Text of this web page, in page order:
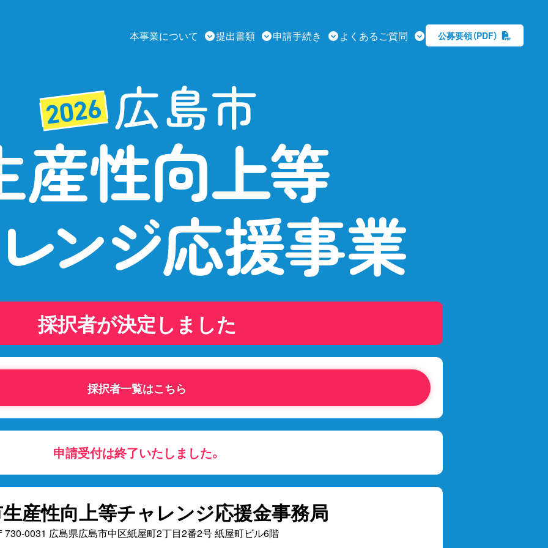
本事業について 提出書類 申請手続き よくあるご質問 公募要領（PDF）
採択者が決定しました
採択者一覧はこちら
申請受付は終了いたしました。
産性向上等チャレンジ応援金事務局
730-0031 広島県広島市中区紙屋町2丁目2番2号 紙屋町ビル6階